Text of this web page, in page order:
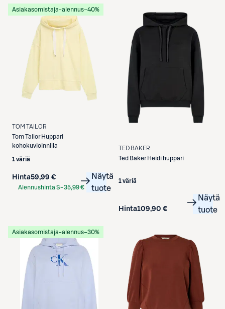
Asiakasomistaja-alennus−40%
TOM TAILOR
Tom Tailor Huppari
kohokuvioinnilla
1 väriä
Hinta59,99 €
Alennushinta S-35,99 €
Näytä
tuote
TED BAKER
Ted Baker Heidi huppari
1 väriä
Hinta109,90 €
Näytä
tuote
Asiakasomistaja-alennus−30%